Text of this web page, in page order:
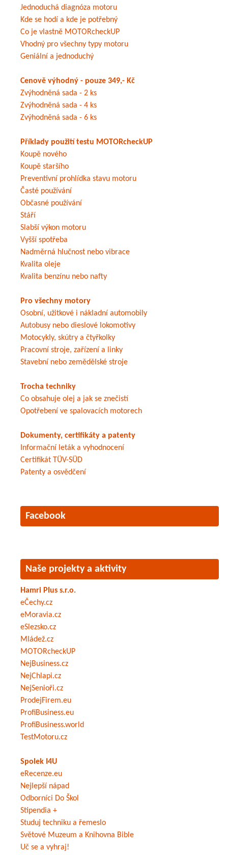
Jednoduchá diagnóza motoru
Kde se hodí a kde je potřebný
Co je vlastně MOTORcheckUP
Vhodný pro všechny typy motoru
Geniální a jednoduchý
Cenově výhodný - pouze 349,- Kč
Zvýhodněná sada - 2 ks
Zvýhodněná sada - 4 ks
Zvýhodněná sada - 6 ks
Příklady použití testu MOTORcheckUP
Koupě nového
Koupě staršího
Preventivní prohlídka stavu motoru
Časté používání
Občasné používání
Stáří
Slabší výkon motoru
Vyšší spotřeba
Nadměrná hlučnost nebo vibrace
Kvalita oleje
Kvalita benzínu nebo nafty
Pro všechny motory
Osobní, užitkové i nákladní automobily
Autobusy nebo dieslové lokomotivy
Motocykly, skútry a čtyřkolky
Pracovní stroje, zařízení a linky
Stavební nebo zemědělské stroje
Trocha techniky
Co obsahuje olej a jak se znečistí
Opotřebení ve spalovacích motorech
Dokumenty, certifikáty a patenty
Informační leták a vyhodnocení
Certifikát TÜV-SÜD
Patenty a osvědčení
Facebook
Naše projekty a aktivity
Hamri Plus s.r.o.
eČechy.cz
eMoravia.cz
eSlezsko.cz
Mládež.cz
MOTORcheckUP
NejBusiness.cz
NejChlapi.cz
NejSenioři.cz
ProdejFirem.eu
ProfiBusiness.eu
ProfiBusiness.world
TestMotoru.cz
Spolek I4U
eRecenze.eu
Nejlepší nápad
Odborníci Do Škol
Stipendia +
Studuj techniku a řemeslo
Světové Muzeum a Knihovna Bible
Uč se a vyhraj!